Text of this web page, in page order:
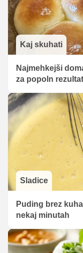
Kaj skuhati
Najmehkejši
za popoln rezultat
Sladice
Puding brez
nekaj minutah